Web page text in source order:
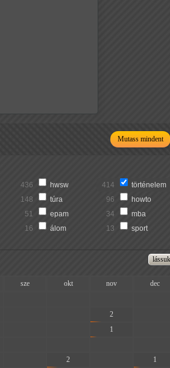
Mutass mindent
436 hwsw 414
történelem
148 túra 96
howto
51 epam 34
mba
16 álom 13
sport
sze okt nov
dec
2
1
2
1